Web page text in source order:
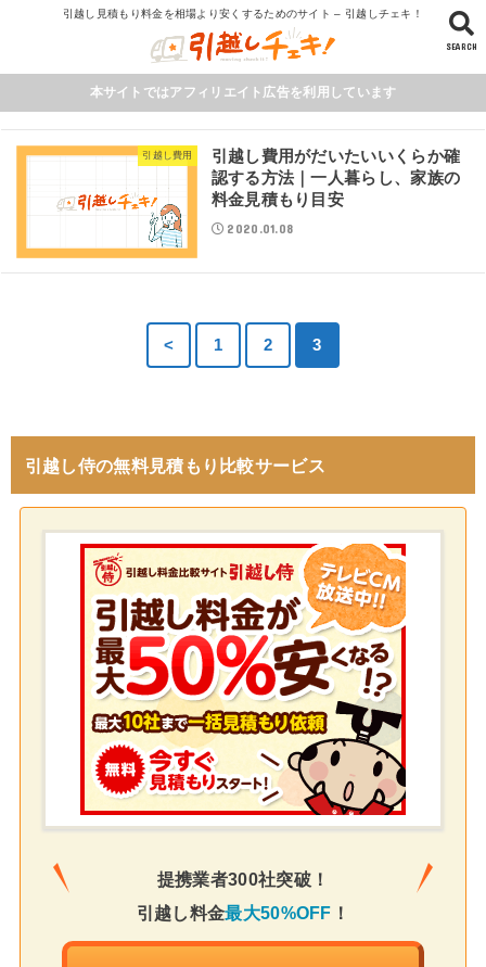
引越し見積もり料金を相場より安くするためのサイト – 引越しチェキ！
SEARCH
本サイトではアフィリエイト広告を利用しています
引越し費用
引越し費用がだいたいいくらか確
認する方法｜一人暮らし、家族の
料金見積もり目安
2020.01.08
< 1 2 3
引越し侍の無料見積もり比較サービス
提携業者300社突破！
引越し料金最大50%OFF ！